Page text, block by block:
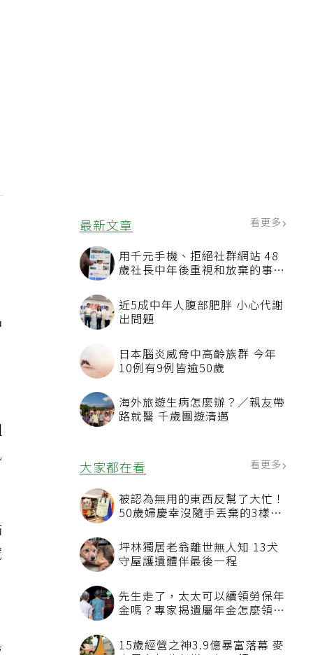
最新文章 看更多
用千元手機、拒絕社群網站 48
歲社長中年後重視和放棄的事：
近5成中年人腹部肥胖 小心代謝
出問題
日本腦炎威脅中高齡族群 今年
10例有9例皆逾50歲
海外旅遊生病怎麼辦？／親友帶
路就醫 千歲團遊清邁
大家都在看 看更多
被認為無用的東西反幫了大忙！
50歲婦慶幸沒隨手丟棄的3樣物
坪林獨居老翁離世無人知 13犬
守屋護遺體伴最後一程
先生走了，太太可以續領勞保年
金嗎？專家揭遺屬年金怎麼領，